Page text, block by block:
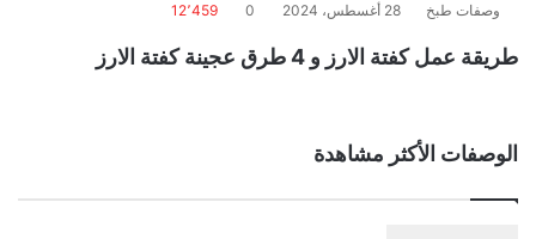
وصفات طبخ 28 أغسطس، 2024 0 12٬459
طريقة عمل كفتة الارز و 4 طرق عجينة كفتة الارز
الوصفات الأكثر مشاهدة